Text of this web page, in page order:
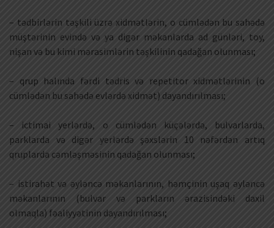
– tədbirlərin təşkili üzrə xidmətlərin, o cümlədən bu sahədə
müştərinin evində və ya digər məkanlarda ad günləri, toy,
nişan və bu kimi mərasimlərin təşkilinin qadağan olunması;
– qrup halında fərdi tədris və repetitor xidmətlərinin (o
cümlədən bu sahədə evlərdə xidmət) dayandırılması;
– ictimai yerlərdə, o cümlədən küçələrdə, bulvarlarda,
parklarda və digər yerlərdə şəxslərin 10 nəfərdən artıq
qruplarda cəmləşməsinin qadağan olunması;
– istirahət və əyləncə məkanlarının, həmçinin uşaq əyləncə
məkanlarının (bulvar və parkların ərazisindəki daxil
olmaqla) fəaliyyətinin dayandırılması;